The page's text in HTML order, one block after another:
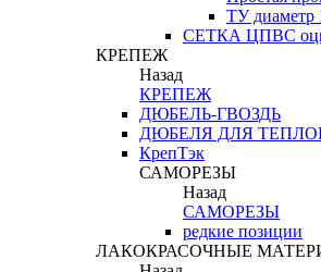
ТУ диаметр
СЕТКА ЦПВС
КРЕПЕЖ
Назад
КРЕПЕЖ
ДЮБЕЛЬ-ГВОЗДЬ
ДЮБЕЛЯ ДЛЯ
КрепТэк
САМОРЕЗЫ
Назад
САМОРЕЗЫ
редкие позиции
ЛАКОКРАСОЧНЫЕ